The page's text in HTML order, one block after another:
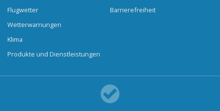
Flugwetter
Wetterwarnungen
Klima
Produkte und Dienstleistungen
Barrierefreiheit